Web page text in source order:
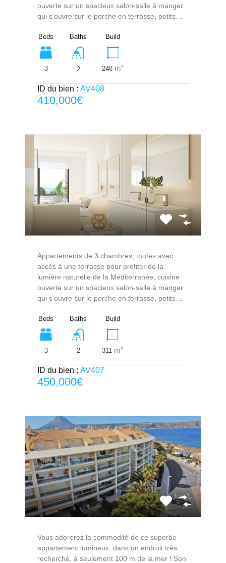
ouverte sur un spacieux salon-salle à manger
qui s’ouvre sur le porche en terrasse, petits…
Beds
3
Baths
2
Build
248 m²
ID du bien : AV408
410,000€
Appartements de 3 chambres, toutes avec
accès à une terrasse pour profiter de la
lumière naturelle de la Méditerranée, cuisine
ouverte sur un spacieux salon-salle à manger
qui s’ouvre sur le porche en terrasse, petits…
Beds
3
Baths
2
Build
311 m²
ID du bien : AV407
450,000€
Vous adorerez la commodité de ce superbe
appartement lumineux, dans un endroit très
recherché, à seulement 100 m de la mer ! Son